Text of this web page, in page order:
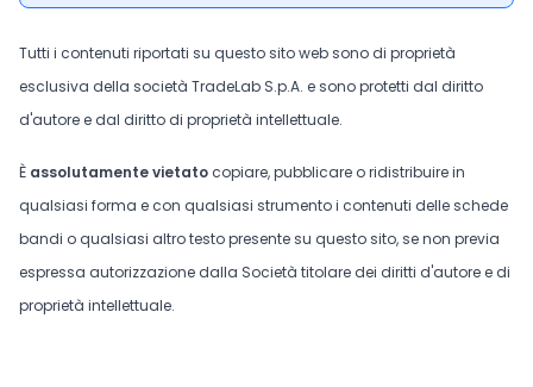
Tutti i contenuti riportati su questo sito web sono di proprietà
esclusiva della società TradeLab S.p.A. e sono protetti dal diritto
d'autore e dal diritto di proprietà intellettuale.
È assolutamente vietato copiare, pubblicare o ridistribuire in
qualsiasi forma e con qualsiasi strumento i contenuti delle schede
bandi o qualsiasi altro testo presente su questo sito, se non previa
espressa autorizzazione dalla Società titolare dei diritti d'autore e di
proprietà intellettuale.